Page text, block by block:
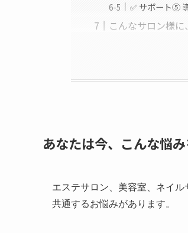
✅ サポート⑤
こんなサロン様
あなたは今、こんな悩
エステサロン、美容室、ネイ
共通するお悩みがあります。